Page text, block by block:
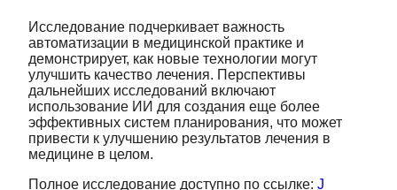
Исследование подчеркивает важность
автоматизации в медицинской практике и
демонстрирует, как новые технологии могут
улучшить качество лечения. Перспективы
дальнейших исследований включают
использование ИИ для создания еще более
эффективных систем планирования, что может
привести к улучшению результатов лечения в
медицине в целом.
Полное исследование доступно по ссылке: J